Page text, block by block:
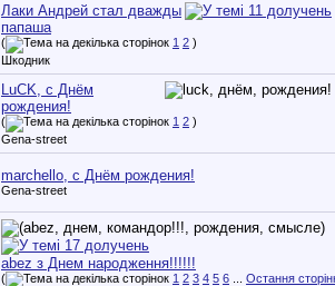
Лаки Андрей стал дважды
папаша
( 1 2 )
Шкодник
LuCK, с Днём
рождения!
( 1 2 )
Gena-street
marchello, с Днём рождения!
Gena-street
abez з Днем народження!!!!!!
( 1 2 3 4 5 6
Остання